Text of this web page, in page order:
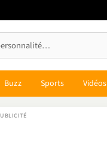
Buzz Sports Vidéos